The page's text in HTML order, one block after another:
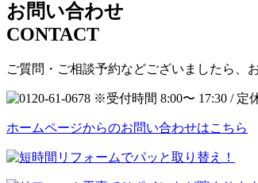
お問い合わせ
CONTACT
ご質問・ご相談予約などございましたら、
ホームページからのお問い合わせはこちら